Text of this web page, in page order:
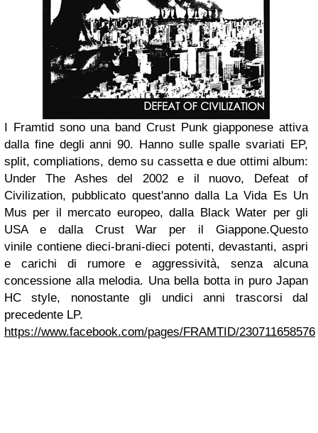
I Framtid sono una band Crust Punk giapponese attiva
dalla fine degli anni 90. Hanno sulle spalle svariati EP,
split, compliations, demo su cassetta e due ottimi album:
Under The Ashes del 2002 e il nuovo, Defeat of
Civilization, pubblicato quest'anno dalla La Vida Es Un
Mus per il mercato europeo, dalla Black Water per gli
USA e dalla Crust War per il Giappone.Questo
vinile contienedieci-brani-dieci potenti, devastanti, aspri
e carichi di rumore e aggressività, senza alcuna
concessione alla melodia. Una bella botta in puro Japan
HC style, nonostante gli undici anni trascorsi dal
precedente LP.
https://www.facebook.com/pages/FRAMTID/230711658576